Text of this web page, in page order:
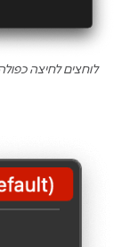
לוחצים לחיצה